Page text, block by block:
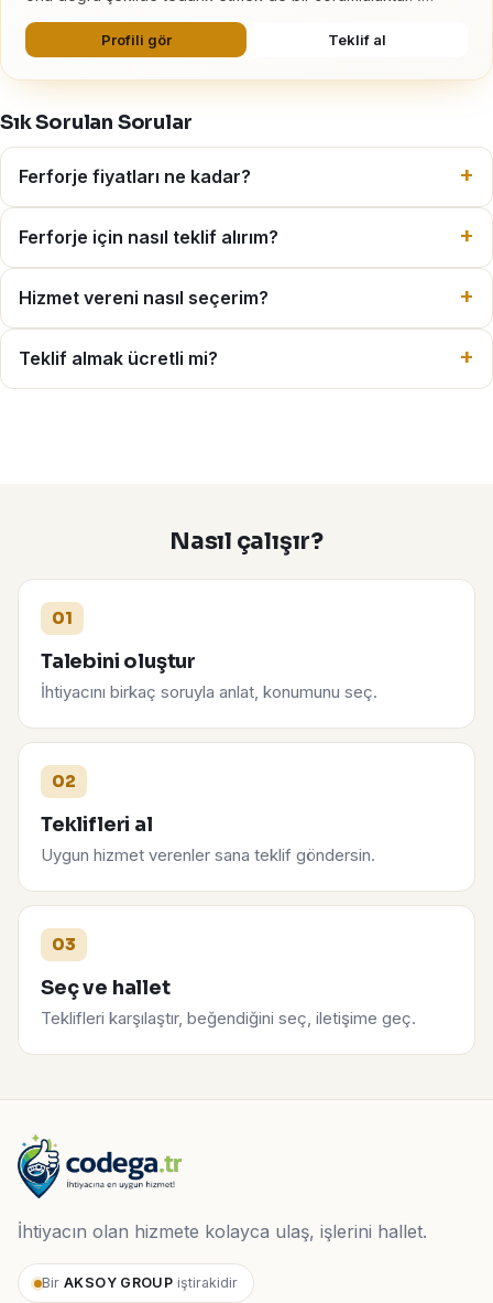
Profili gör Teklif al
Sık Sorulan Sorular
Ferforje fiyatları ne kadar?
Ferforje için nasıl teklif alırım?
Hizmet vereni nasıl seçerim?
Teklif almak ücretli mi?
Nasıl çalışır?
01
Talebini oluştur
İhtiyacını birkaç soruyla anlat, konumunu seç.
02
Teklifleri al
Uygun hizmet verenler sana teklif göndersin.
03
Seç ve hallet
Teklifleri karşılaştır, beğendiğini seç, iletişime geç.
İhtiyacın olan hizmete kolayca ulaş, işlerini hallet.
Bir AKSOY GROUP iştirakidir